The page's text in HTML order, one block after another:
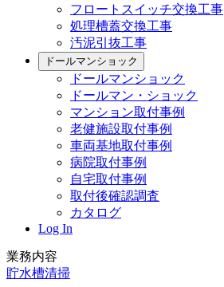
フロートスイッチ交換工事
処理槽蓋交換工事
汚泥引抜工事
ドールマンショック
ドールマンショック
ドールマン・ショック
マンション取付事例
老健施設取付事例
車両基地取付事例
病院取付事例
自宅取付事例
取付後確認調査
カタログ
Log In
業務内容
貯水槽清掃